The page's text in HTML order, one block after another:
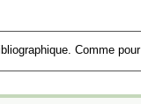
Comme